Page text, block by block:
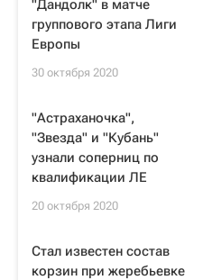
"Дандолк" в матче
группового этапа Лиги
Европы
30 октября 2020
"Астраханочка",
"Звезда" и "Кубань"
узнали соперниц по
квалификации ЛЕ
20 октября 2020
Стал известен состав
корзин при жеребьевке